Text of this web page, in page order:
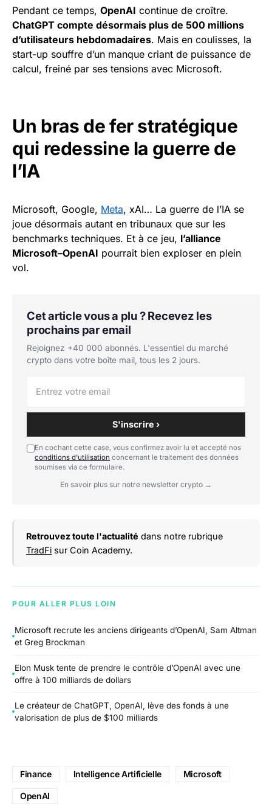
Pendant ce temps, OpenAI continue de croître.
ChatGPT compte désormais plus de 500 millions
d’utilisateurs hebdomadaires. Mais en coulisses, la
start-up souffre d’un manque criant de puissance de
calcul, freiné par ses tensions avec Microsoft.
Un bras de fer stratégique
qui redessine la guerre de
l’IA
Microsoft, Google, Meta, xAI… La guerre de l’IA se
joue désormais autant en tribunaux que sur les
benchmarks techniques. Et à ce jeu, l’alliance
Microsoft–OpenAI pourrait bien exploser en plein
vol.
Cet article vous a plu ? Recevez les
prochains par email
Rejoignez +40 000 abonnés. L'essentiel du marché
crypto dans votre boîte mail, tous les 2 jours.
S'inscrire ›
En cochant cette case, vous confirmez avoir lu et accepté nos
conditions d'utilisation concernant le traitement des données
soumises via ce formulaire.
En savoir plus sur notre newsletter crypto →
Retrouvez toute l'actualité dans notre rubrique
TradFi sur Coin Academy.
POUR ALLER PLUS LOIN
Microsoft recrute les anciens dirigeants d’OpenAI, Sam Altman
et Greg Brockman
Elon Musk tente de prendre le contrôle d’OpenAI avec une
offre à 100 milliards de dollars
Le créateur de ChatGPT, OpenAI, lève des fonds à une
valorisation de plus de $100 milliards
Finance Intelligence Artificielle Microsoft
OpenAI